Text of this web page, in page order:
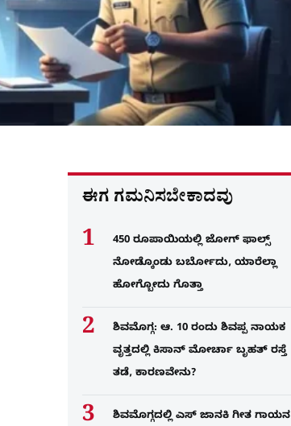
ಈಗ ಗಮನಿಸಬೇಕಾದವು
450 ರೂಪಾಯಿಯಲ್ಲಿ ಜೋಗ್​ ಫಾಲ್ಸ್​
ನೋಡ್ಕೊಂಡು ಬರ್ಬೋದು, ಯಾರೆಲ್ಲಾ
ಹೋಗ್ಬೋದು ಗೊತ್ತಾ
ಶಿವಮೊಗ್ಗ: ಆ. 10 ರಂದು ಶಿವಪ್ಪ ನಾಯಕ
ವೃತ್ತದಲ್ಲಿ ಕಿಸಾನ್ ಮೋರ್ಚಾ ಬೃಹತ್ ರಸ್ತೆ
ತಡೆ, ಕಾರಣವೇನು?
ಶಿವಮೊಗ್ಗದಲ್ಲಿ ಎಸ್​ ಜಾನಕಿ ಗೀತ ಗಾಯನ